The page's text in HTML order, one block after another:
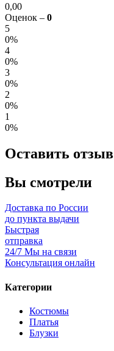
0,00
Оценок – 0
5
0%
4
0%
3
0%
2
0%
1
0%
Оставить отзыв
Вы смотрели
Доставка по России
до пункта выдачи
Быстрая
отправка
24/7 Мы на связи
Консультация онлайн
Категории
Костюмы
Платья
Блузки